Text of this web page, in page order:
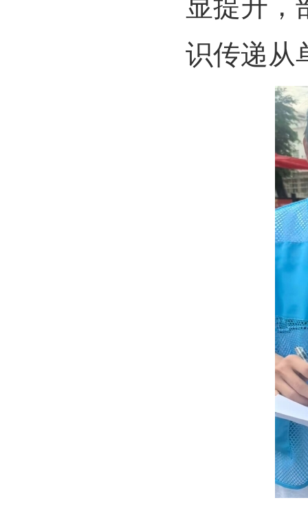
显提升，
识传递从